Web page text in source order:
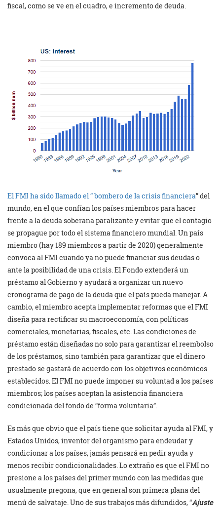
fiscal, como se ve en el cuadro, e incremento de deuda.
El FMI ha sido llamado el “ bombero de la crisis financiera” del
mundo, en el que confían los países miembros para hacer
frente a la deuda soberana paralizante y evitar que el contagio
se propague por todo el sistema financiero mundial. Un país
miembro (hay 189 miembros a partir de 2020) generalmente
convoca al FMI cuando ya no puede financiar sus deudas o
ante la posibilidad de una crisis. El Fondo extenderá un
préstamo al Gobierno y ayudará a organizar un nuevo
cronograma de pago de la deuda que el país pueda manejar. A
cambio, el miembro acepta implementar reformas que el FMI
diseña para rectificar su macroeconomía, con políticas
comerciales, monetarias, fiscales, etc. Las condiciones de
préstamo están diseñadas no solo para garantizar el reembolso
de los préstamos, sino también para garantizar que el dinero
prestado se gastará de acuerdo con los objetivos económicos
establecidos. El FMI no puede imponer su voluntad a los países
miembros; los países aceptan la asistencia financiera
condicionada del fondo de “forma voluntaria”.
Es más que obvio que el país tiene que solicitar ayuda al FMI, y
Estados Unidos, inventor del organismo para endeudar y
condicionar a los países, jamás pensará en pedir ayuda y
menos recibir condicionalidades. Lo extraño es que el FMI no
presione a los países del primer mundo con las medidas que
usualmente pregona, que en general son primera plana del
menú de salvataje. Uno de sus trabajos más difundidos, “Ajuste